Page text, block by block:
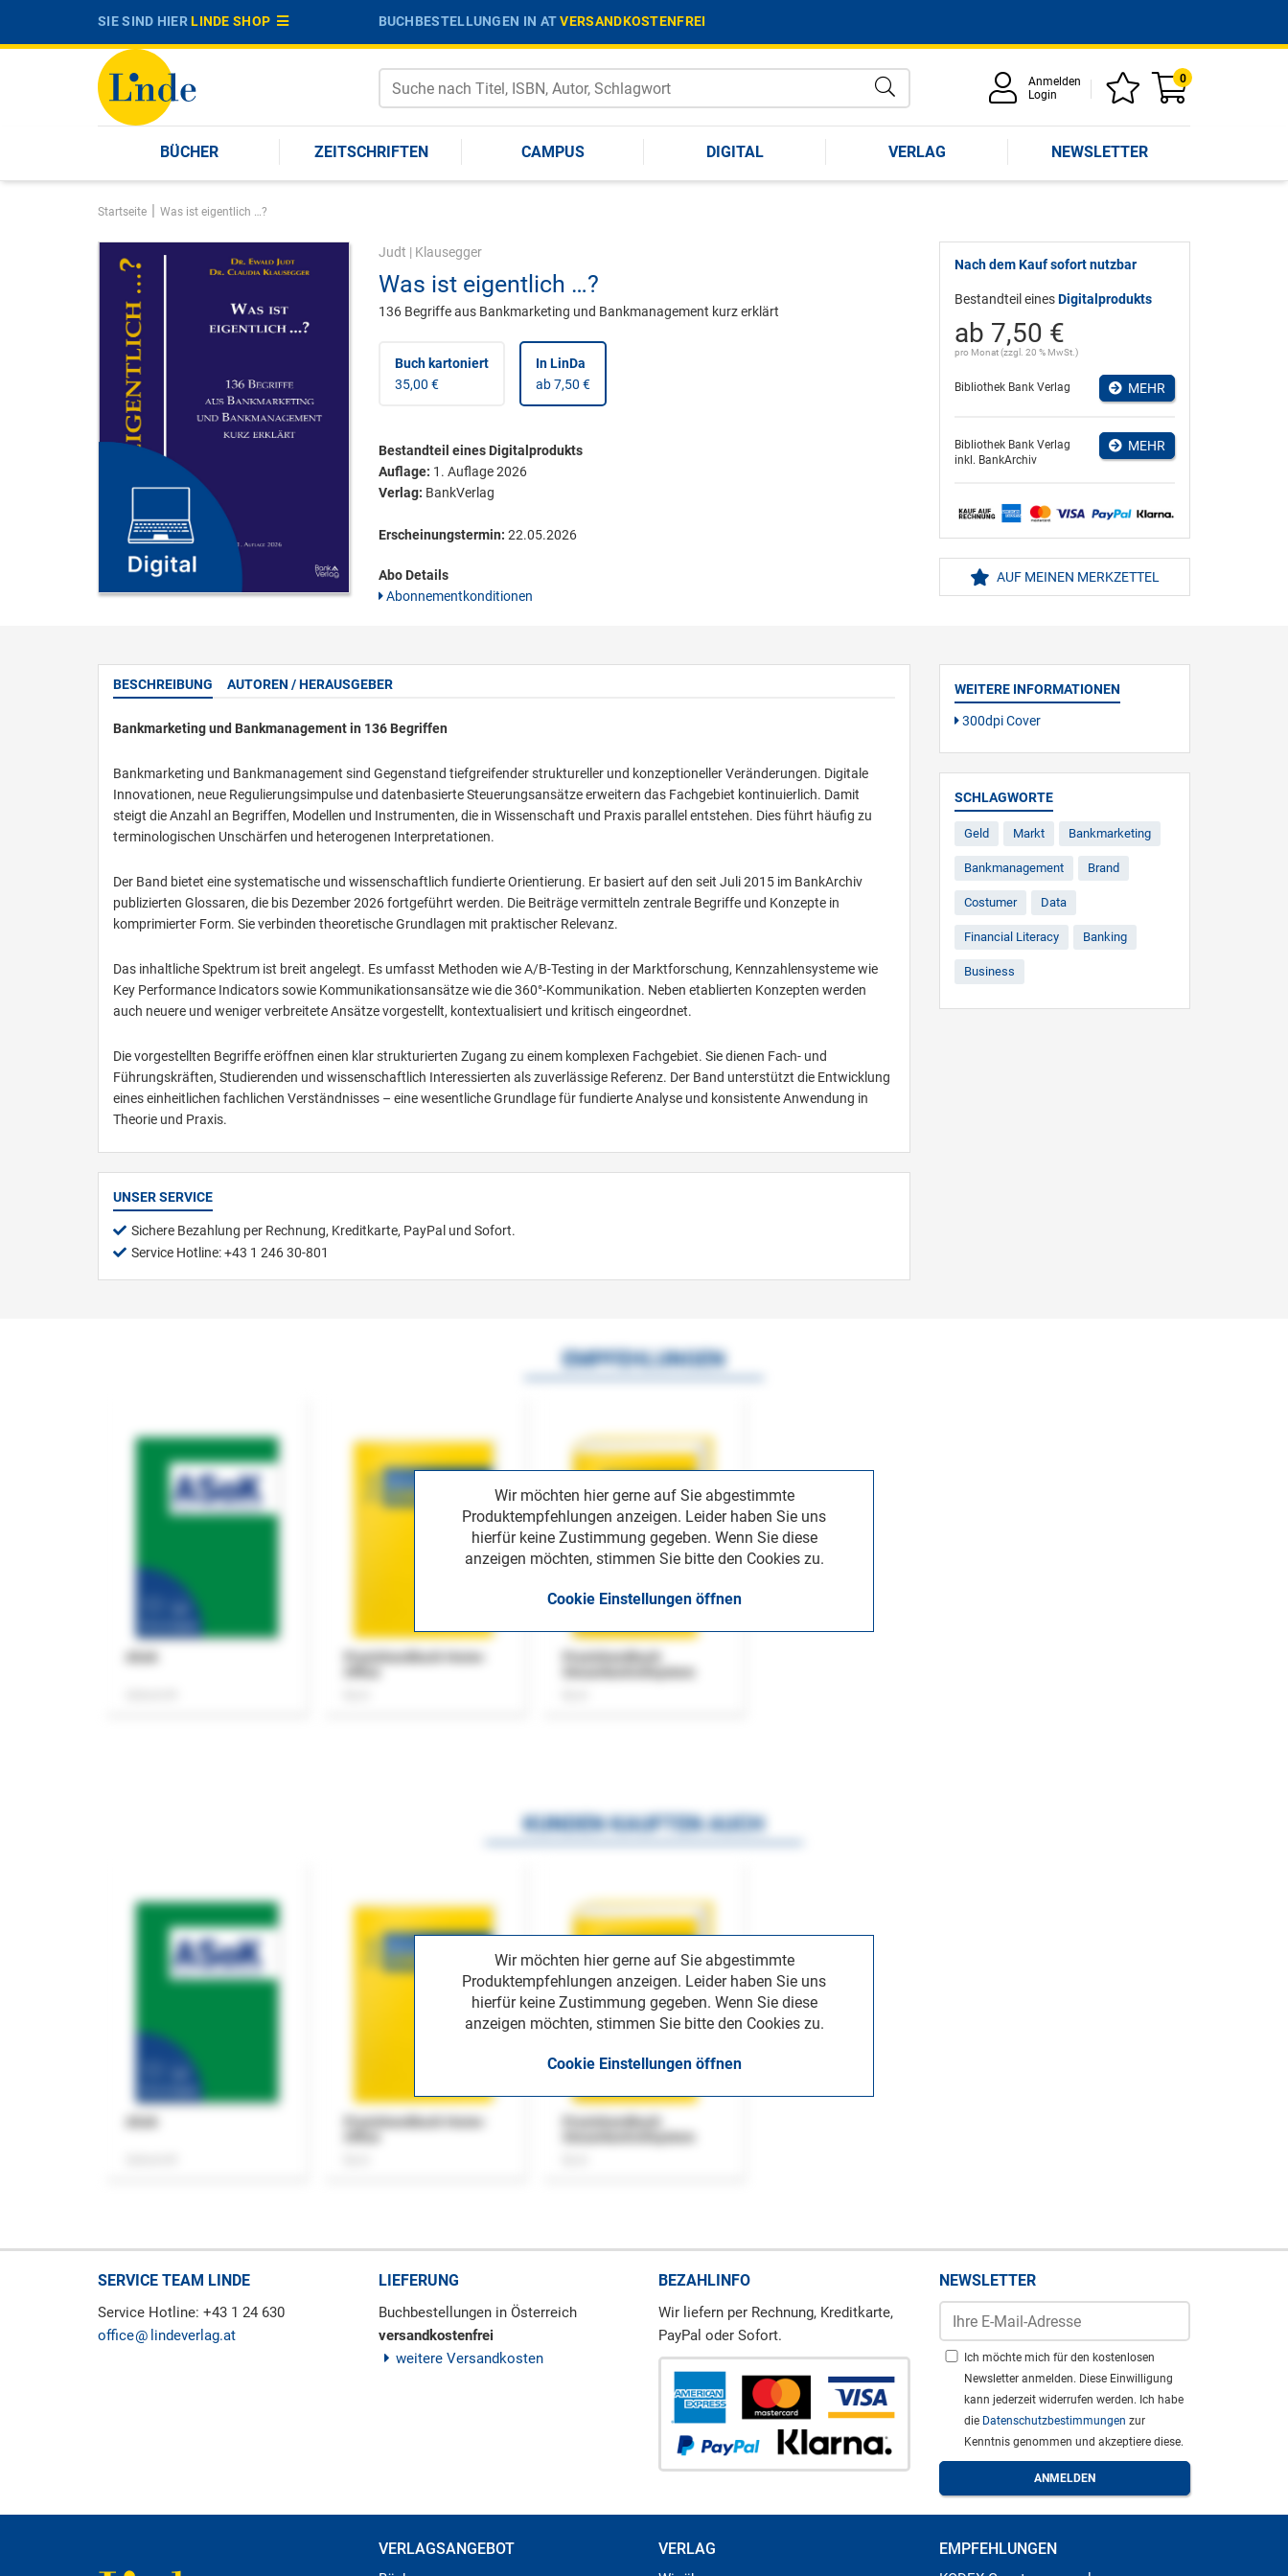
SIE SIND HIERLINDE SHOP BUCHBESTELLUNGEN IN ATVERSANDKOSTENFREI
Anmelden
Login
0
BÜCHER ZEITSCHRIFTEN CAMPUS DIGITAL VERLAG NEWSLETTER
Startseite | Was ist eigentlich …?
Judt | Klausegger
Was ist eigentlich …?
136 Begriffe aus Bankmarketing und Bankmanagement kurz erklärt
Buch kartoniert
35,00 €
In LinDa
ab 7,50 €
Bestandteil eines Digitalprodukts
Auflage: 1. Auflage 2026
Verlag: BankVerlag
Erscheinungstermin: 22.05.2026
Abo Details
Abonnementkonditionen
Nach dem Kauf sofort nutzbar
Bestandteil einesDigitalprodukts
ab 7,50 €
pro Monat (zzgl. 20 % MwSt.)
Bibliothek Bank Verlag MEHR
Bibliothek Bank Verlag
inkl. BankArchiv
MEHR
AUF MEINEN MERKZETTEL
BESCHREIBUNG AUTOREN / HERAUSGEBER
Bankmarketing und Bankmanagement in 136 Begriffen
Bankmarketing und Bankmanagement sind Gegenstand tiefgreifender struktureller und konzeptioneller Veränderungen. Digitale
Innovationen, neue Regulierungsimpulse und datenbasierte Steuerungsansätze erweitern das Fachgebiet kontinuierlich. Damit
steigt die Anzahl an Begriffen, Modellen und Instrumenten, die in Wissenschaft und Praxis parallel entstehen. Dies führt häufig zu
terminologischen Unschärfen und heterogenen Interpretationen.
Der Band bietet eine systematische und wissenschaftlich fundierte Orientierung. Er basiert auf den seit Juli 2015 im BankArchiv
publizierten Glossaren, die bis Dezember 2026 fortgeführt werden. Die Beiträge vermitteln zentrale Begriffe und Konzepte in
komprimierter Form. Sie verbinden theoretische Grundlagen mit praktischer Relevanz.
Das inhaltliche Spektrum ist breit angelegt. Es umfasst Methoden wie A/B-Testing in der Marktforschung, Kennzahlensysteme wie
Key Performance Indicators sowie Kommunikationsansätze wie die 360°-Kommunikation. Neben etablierten Konzepten werden
auch neuere und weniger verbreitete Ansätze vorgestellt, kontextualisiert und kritisch eingeordnet.
Die vorgestellten Begriffe eröffnen einen klar strukturierten Zugang zu einem komplexen Fachgebiet. Sie dienen Fach- und
Führungskräften, Studierenden und wissenschaftlich Interessierten als zuverlässige Referenz. Der Band unterstützt die Entwicklung
eines einheitlichen fachlichen Verständnisses – eine wesentliche Grundlage für fundierte Analyse und konsistente Anwendung in
Theorie und Praxis.
UNSER SERVICE
Sichere Bezahlung per Rechnung, Kreditkarte, PayPal und Sofort.
Service Hotline: +43 1 246 30-801
WEITERE INFORMATIONEN
300dpi Cover
SCHLAGWORTE
Geld Markt Bankmarketing
Bankmanagement Brand
Costumer Data
Financial Literacy Banking
Business
Wir möchten hier gerne auf Sie abgestimmte
Produktempfehlungen anzeigen. Leider haben Sie uns
hierfür keine Zustimmung gegeben. Wenn Sie diese
anzeigen möchten, stimmen Sie bitte den Cookies zu.
Cookie Einstellungen öffnen
EMPFEHLUNGEN
Praxishandbuch Home-
Praxishandbuch
Wir möchten hier gerne auf Sie abgestimmte
Produktempfehlungen anzeigen. Leider haben Sie uns
hierfür keine Zustimmung gegeben. Wenn Sie diese
anzeigen möchten, stimmen Sie bitte den Cookies zu.
Cookie Einstellungen öffnen
KUNDEN KAUFTEN AUCH
Praxishandbuch Home-
Praxishandbuch
SERVICE TEAM LINDE
Service Hotline: +43 1 24 630
office
lindeverlag.at
LIEFERUNG
Buchbestellungen in Österreich
versandkostenfrei
weitere Versandkosten
BEZAHLINFO
Wir liefern per Rechnung, Kreditkarte,
PayPal oder Sofort.
NEWSLETTER
Ich möchte mich für den kostenlosen
Newsletter anmelden. Diese Einwilligung
kann jederzeit widerrufen werden. Ich habe
die Datenschutzbestimmungen zur
Kenntnis genommen und akzeptiere diese.
VERLAGSANGEBOT VERLAG EMPFEHLUNGEN